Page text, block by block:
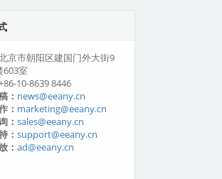
京市朝阳区建国门外大街9
603室
10-8639 8446
： news@eeany.cn
： marketing@eeany.cn
： sales@eeany.cn
： support@eeany.cn
： ad@eeany.cn